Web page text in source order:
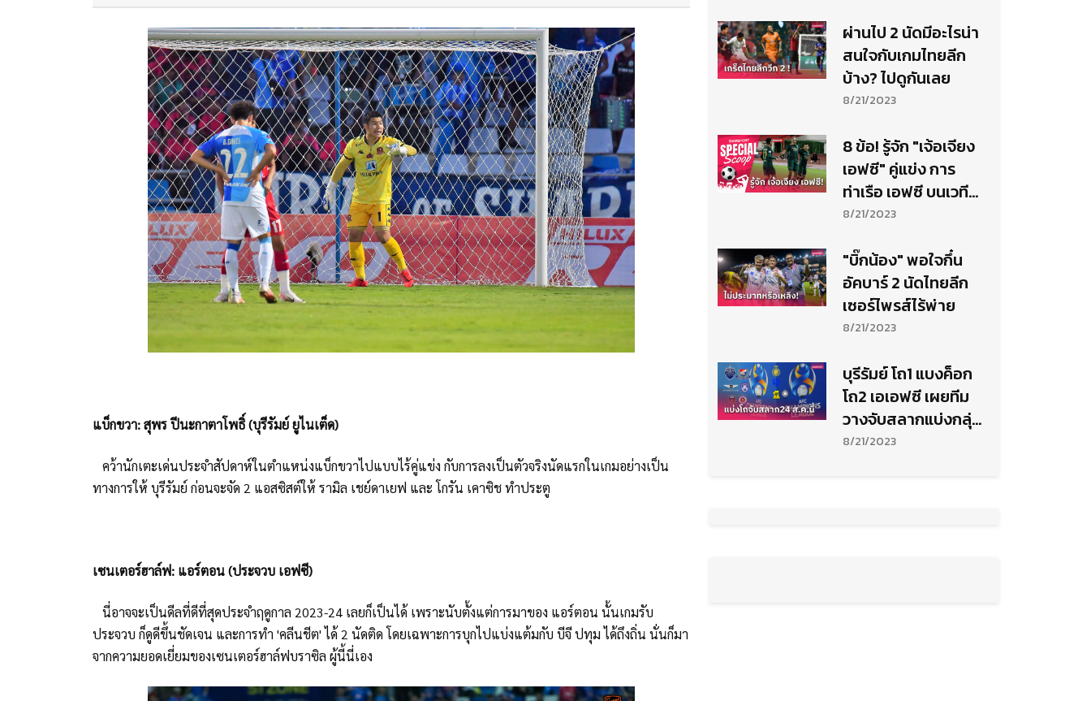
แบ็กขวา: สุพร ปีนะกาตาโพธิ์ (บุรีรัมย์ ยูไนเต็ด)
คว้านักเตะเด่นประจำสัปดาห์ในตำแหน่งแบ็กขวาไปแบบไร้คู่แข่ง กับการลงเป็นตัวจริงนัดแรกในเกมอย่างเป็น
ทางการให้ บุรีรัมย์ ก่อนจะจัด 2 แอสซิสต์ให้ รามิล เชย์ดาเยฟ และ โกรัน เคาซิช ทำประตู
เซนเตอร์ฮาล์ฟ: แอร์ตอน (ประจวบ เอฟซี)
นี่อาจจะเป็นดีลที่ดีที่สุดประจำฤดูกาล 2023-24 เลยก็เป็นได้ เพราะนับตั้งแต่การมาของ แอร์ตอน นั้นเกมรับ
ประจวบ ก็ดูดีขึ้นชัดเจน และการทำ 'คลีนชีต' ได้ 2 นัดติด โดยเฉพาะการบุกไปแบ่งแต้มกับ บีจี ปทุม ได้ถึงถิ่น นั่นก็มา
จากความยอดเยี่ยมของเซนเตอร์ฮาล์ฟบราซิล ผู้นี้นี่เอง
ผ่านไป 2 นัดมีอะไรน่า
สนใจกับเกมไทยลีก
บ้าง? ไปดูกันเลย
8/21/2023
8 ข้อ! รู้จัก "เจ้อเจียง
เอฟซี" คู่แข่ง การ
ท่าเรือ เอฟซี บนเวที
แชมเปี้ยนส์ ลีก
8/21/2023
"บิ๊กน้อง" พอใจกึ๋น
อัคบาร์ 2 นัดไทยลีก
เซอร์ไพรส์ไร้พ่าย
8/21/2023
บุรีรัมย์ โถ1 แบงค็อก
โถ2 เอเอฟซี เผยทีม
วางจับสลากแบ่งกลุ่ม
เอซีแอล 2023-24
8/21/2023